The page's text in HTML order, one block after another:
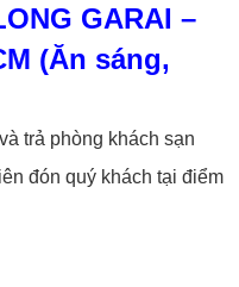
GARAI –
(Ăn sáng,
trả phòng khách sạn
đón quý khách tại điểm